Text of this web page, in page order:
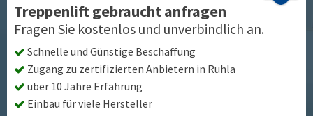
Treppenlift gebraucht anfragen
Fragen Sie kostenlos und unverbindlich an.
Schnelle und Günstige Beschaffung
Zugang zu zertifizierten Anbietern in Ruhla
über 10 Jahre Erfahrung
Einbau für viele Hersteller